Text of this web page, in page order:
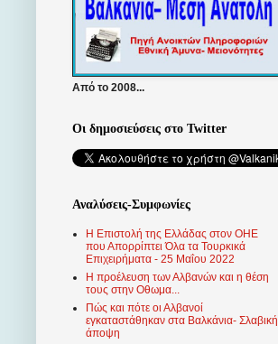
Από το 2008...
Οι δημοσιεύσεις στο Twitter
Αναλύσεις-Συμφωνίες
Η Επιστολή της Ελλάδας στον ΟΗΕ
που Απορρίπτει Όλα τα Τουρκικά
Επιχειρήματα - 25 Μαΐου 2022
Η προέλευση των Αλβανών και η θέση
τους στην Οθωμα...
Πώς και πότε οι Αλβανοί
εγκαταστάθηκαν στα Βαλκάνια- Σλαβική
άποψη